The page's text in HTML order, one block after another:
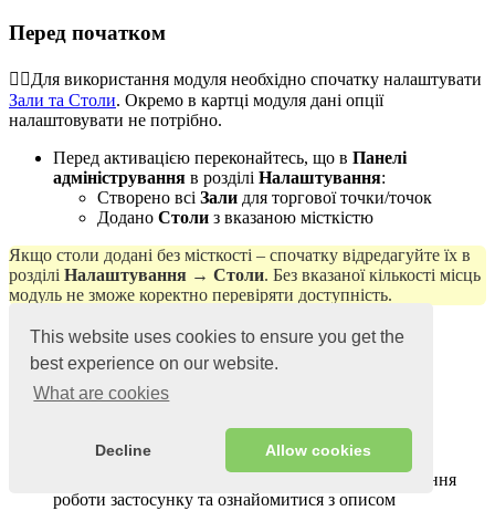
This website uses cookies to ensure you get the
best experience on our website.
What are cookies
Decline Allow cookies
Перед початком
☝🏻Для використання модуля необхідно спочатку налаштувати
Зали та Столи. Окремо в картці модуля дані опції
налаштовувати не потрібно.
Перед активацією переконайтесь, що в Панелі
адміністрування в розділі Налаштування:
Створено всі Зали для торгової точки/точок
Додано Cтоли з вказаною місткістю
Якщо столи додані без місткості – спочатку відредагуйте їх в
розділі Налаштування → Столи. Без вказаної кількості місць
модуль не зможе коректно перевіряти доступність.
Активація
розділіПочаткова
Переглянути всі додатки
→ оберіть в переліку
Бронювання столів
У наступному вікні, ви можете побачити зображення
роботи застосунку та ознайомитися з описом